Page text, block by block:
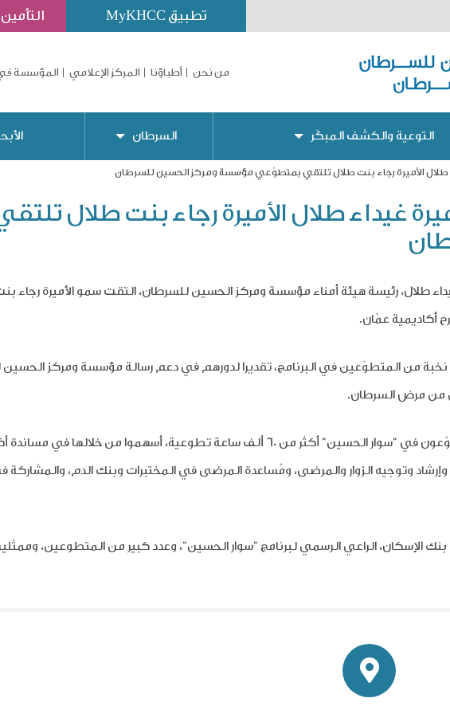
تطبيق MyKHCC
من نحن أطباؤنا المركز الإعلامي المؤسسة في
التوعية والكشف المبكّر السرطان
طلال الأميرة رجاء بنت طلال تلتقي بمتطوّعي مؤسسة ومركز الحسين للسرطان
غيداء طلال الأميرة رجاء بنت طلال
طلال، رئيسة هيئة أمناء مؤسسة ومركز الحسين للسرطان، التقت سمو الأميرة رجاء
أكاديمية عمّان.
من المتطوّعين في البرنامج، تقديرا لدورهم في دعم رسالة مؤسسة ومركز
من مرض السرطان.
وتوجيه الزوار والمرضى، ومُساعدة المرضى في المختبرات وبنك الدم،
الإسكان، الراعي الرسمي لبرنامج "سوار الحسين"، وعدد كبير من المتطوعين،